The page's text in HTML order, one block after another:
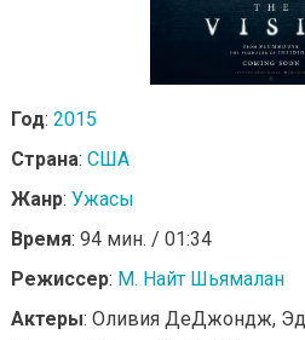
Год: 2015
Страна: США
Жанр: Ужасы
Время: 94 мин. / 01:34
Режиссер: М. Найт Шьямалан
Актеры: Оливия ДеДжондж, Эд